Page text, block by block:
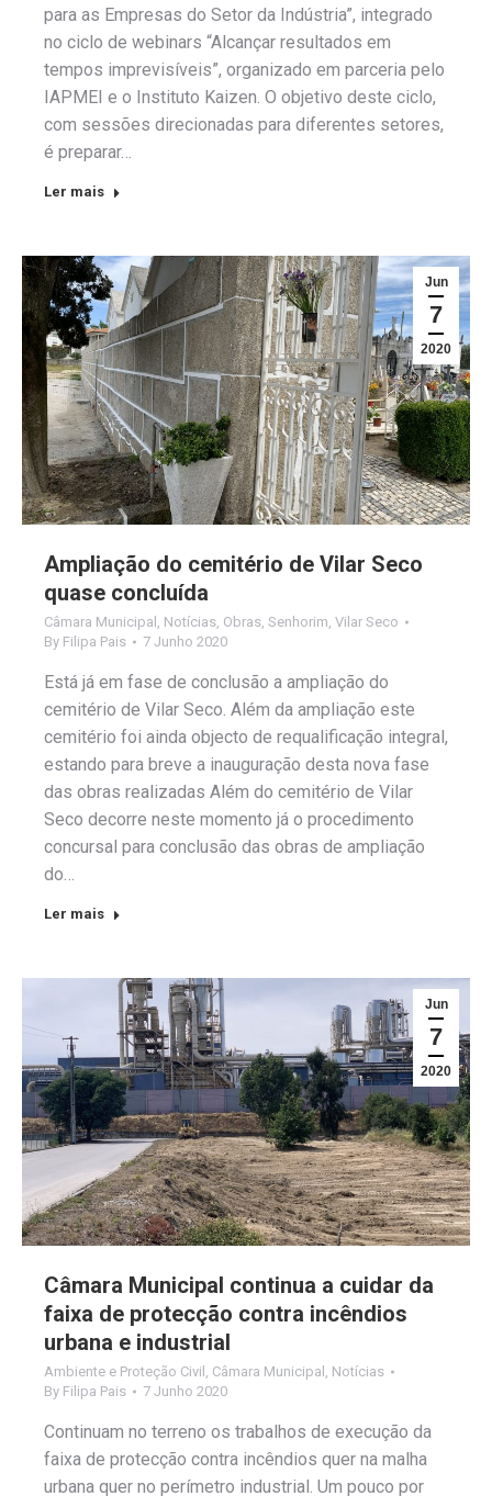
para as Empresas do Setor da Indústria”, integrado
no ciclo de webinars “Alcançar resultados em
tempos imprevisíveis”, organizado em parceria pelo
IAPMEI e o Instituto Kaizen. O objetivo deste ciclo,
com sessões direcionadas para diferentes setores,
é preparar…
Ler mais
Jun
7
2020
Ampliação do cemitério de Vilar Seco
quase concluída
Câmara Municipal Notícias Obras Senhorim Vilar Seco
By Filipa Pais 7 Junho 2020
Está já em fase de conclusão a ampliação do
cemitério de Vilar Seco. Além da ampliação este
cemitério foi ainda objecto de requalificação integral,
estando para breve a inauguração desta nova fase
das obras realizadas Além do cemitério de Vilar
Seco decorre neste momento já o procedimento
concursal para conclusão das obras de ampliação
do…
Ler mais
Jun
7
2020
Câmara Municipal continua a cuidar da
faixa de protecção contra incêndios
urbana e industrial
Ambiente e Proteção Civil Câmara Municipal
Notícias
By Filipa Pais 7 Junho 2020
Continuam no terreno os trabalhos de execução da
faixa de protecção contra incêndios quer na malha
urbana quer no perímetro industrial. Um pouco por